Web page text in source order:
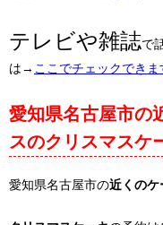
テレビや雑誌で
は→ ここでチェックできま
愛知県名古屋市の
スのクリスマスケ
愛知県名古屋市の近くのケ